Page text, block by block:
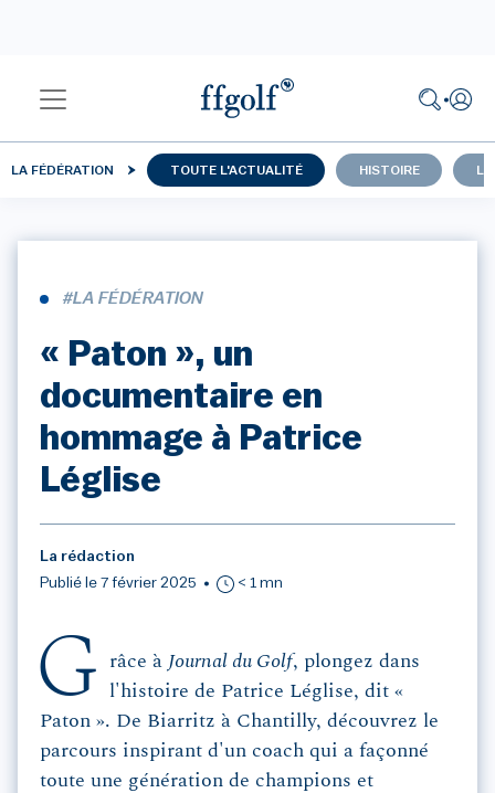
LA FÉDÉRATION TOUTE L'ACTUALITÉ HISTOIRE
#LA FÉDÉRATION
« Paton », un
documentaire en
hommage à Patrice
Léglise
La rédaction
Publié le 7 février 2025
< 1 mn
G râce à Journal du Golf, plongez dans
l'histoire de Patrice Léglise, dit «
Paton ». De Biarritz à Chantilly, découvrez le
parcours inspirant d'un coach qui a façonné
toute une génération de champions et